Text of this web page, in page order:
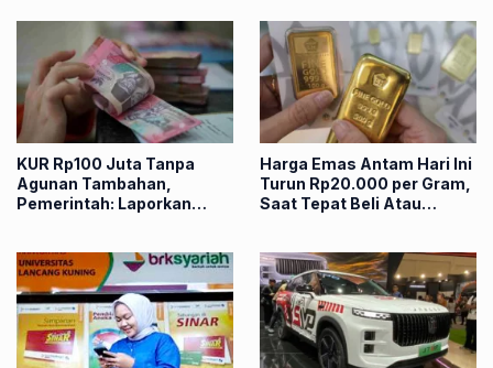
KUR Rp100 Juta Tanpa
Agunan Tambahan,
Pemerintah: Laporkan
Harga Emas Antam Hari Ini
Turun Rp20.000 per Gram,
Saat Tepat Beli Atau